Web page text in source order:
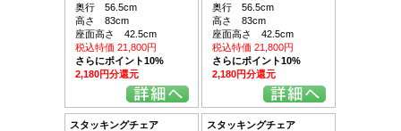
奥行 56.5cm
高さ 83cm
座面高さ 42.5cm
税込特価 21,800円
さらにポイント10%
2,180円分還元
奥行 56.5cm
高さ 83cm
座面高さ 42.5cm
税込特価 21,800円
さらにポイント10%
2,180円分還元
スタッキングチェア
スタッキングチェア